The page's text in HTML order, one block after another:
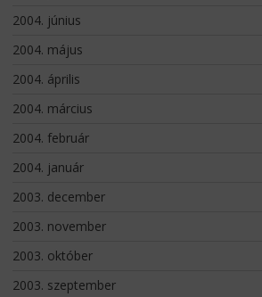
2004. június
2004. május
2004. április
2004. március
2004. február
2004. január
2003. december
2003. november
2003. október
2003. szeptember